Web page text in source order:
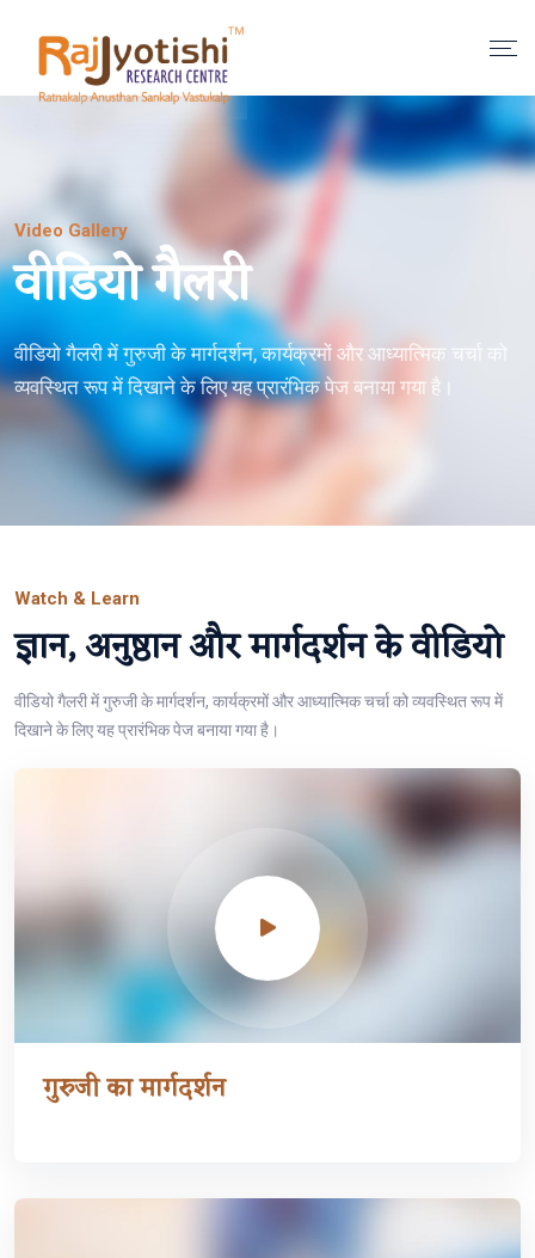
Video Gallery
वीडियो गैलरी
वीडियो गैलरी में गुरुजी के मार्गदर्शन, कार्यक्रमों और आध्यात्मिक चर्चा को
व्यवस्थित रूप में दिखाने के लिए यह प्रारंभिक पेज बनाया गया है।
Watch & Learn
ज्ञान, अनुष्ठान और मार्गदर्शन के वीडियो
वीडियो गैलरी में गुरुजी के मार्गदर्शन, कार्यक्रमों और आध्यात्मिक चर्चा को व्यवस्थित रूप में
दिखाने के लिए यह प्रारंभिक पेज बनाया गया है।
गुरुजी का मार्गदर्शन